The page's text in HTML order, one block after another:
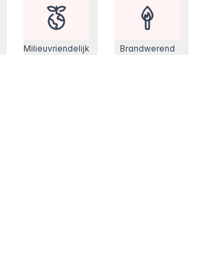
Milieuvriendelijk Brandwerend